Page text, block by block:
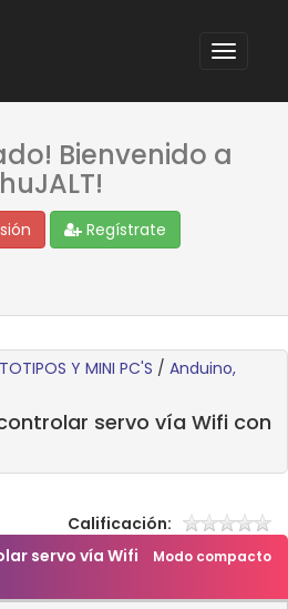
Bienvenido a
Regístrate
Y MINI PC'S / Anduino,
servo vía Wifi con
Calificación:
Modo compacto
servo vía Wifi